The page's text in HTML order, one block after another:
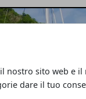
nostro sito web e il
dare il tuo